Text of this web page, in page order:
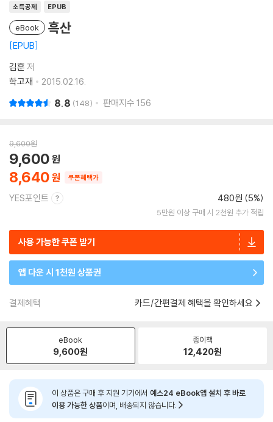
소득공제 EPUB
eBook 흑산
EPUB
김훈 저
학고재
2015.02.16.
8.8 148 판매지수 156
9,600원
8,640
9,600
쿠폰혜택가
YES포인트 480원 (5%)
5만원 이상 구매 시 2천원 추가 적립
사용 가능한 쿠폰 받기
앱 다운 시 1천원 상품권
결제혜택 카드/간편결제 혜택을 확인하세요
eBook
9,600원
종이책
12,420원
이 상품은 구매 후 지원 기기에서 예스24 eBook앱 설치 후 바로
이용 가능한 상품이며, 배송되지 않습니다.